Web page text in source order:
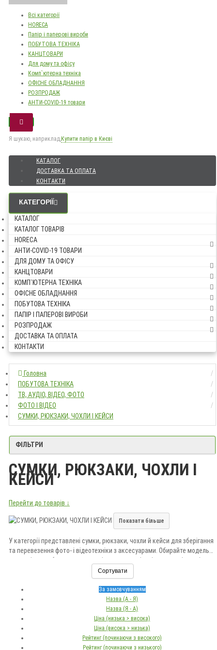
Всі категорії
HORECA
Папір і паперові вироби
ПОБУТОВА ТЕХНІКА
КАНЦТОВАРИ
Для дому та офісу
Комп`ютерна техніка
ОФІСНЕ ОБЛАДНАННЯ
РОЗПРОДАЖ
АНТИ-COVID-19 товари
Я шукаю, наприклад, Купити папір в Києві
КАТАЛОГ
ДОСТАВКА ТА ОПЛАТА
КОНТАКТИ
КАТЕГОРІЇ
КАТАЛОГ
КАТАЛОГ ТОВАРІВ
HORECA
АНТИ-COVID-19 ТОВАРИ
ДЛЯ ДОМУ ТА ОФІСУ
КАНЦТОВАРИ
КОМП`ЮТЕРНА ТЕХНІКА
ОФІСНЕ ОБЛАДНАННЯ
ПОБУТОВА ТЕХНІКА
ПАПІР І ПАПЕРОВІ ВИРОБИ
РОЗПРОДАЖ
ДОСТАВКА ТА ОПЛАТА
КОНТАКТИ
Головна
ПОБУТОВА ТЕХНІКА
ТВ, АУДІО, ВІДЕО, ФОТО
ФОТО І ВІДЕО
СУМКИ, РЮКЗАКИ, ЧОХЛИ І КЕЙСИ
ФІЛЬТРИ
СУМКИ, РЮКЗАКИ, ЧОХЛИ І
КЕЙСИ
Перейти до товарів ↓
Показати більше
У категорії представлені сумки, рюкзаки, чохли й кейси для зберігання
та перевезення фото- і відеотехніки з аксесуарами. Обирайте модель
за розмірами обладнання, внутрішньою організацією, матеріалом і
рівнем захисту. Замовляйте аксесуари в магазині «Долина Мрій» з
Сортувати
За замовчуванням
Назва (А - Я)
Назва (Я - А)
Ціна (низька > висока)
Ціна (висока > низька)
Рейтинг (починаючи з високого)
Рейтинг (починаючи з низького)